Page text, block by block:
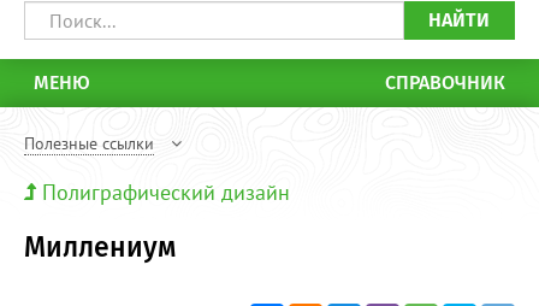
НАЙТИ
МЕНЮ СПРАВОЧНИК
Полезные ссылки
Полиграфический дизайн
Миллениум